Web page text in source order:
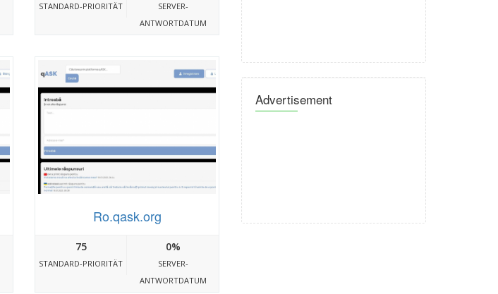
STANDARD-PRIORITÄT
SERVER-
ANTWORTDATUM
Ro.qask.org
75
STANDARD-PRIORITÄT
0%
SERVER-
ANTWORTDATUM
Advertisement